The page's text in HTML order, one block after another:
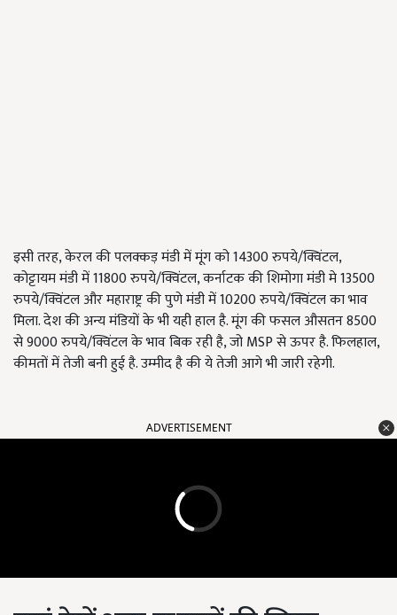
इसी तरह, केरल की पलक्कड़ मंडी में मूंग को 14300 रुपये/क्विंटल,
कोट्टायम मंडी में 11800 रुपये/क्विंटल, कर्नाटक की शिमोगा मंडी मे 13500
रुपये/क्विंटल और महाराष्ट्र की पुणे मंडी में 10200 रुपये/क्विंटल का भाव
मिला. देश की अन्य मंडियों के भी यही हाल है. मूंग की फसल औसतन 8500
से 9000 रुपये/क्विंटल के भाव बिक रही है, जो MSP से ऊपर है. फिलहाल,
कीमतों में तेजी बनी हुई है. उम्मीद है की ये तेजी आगे भी जारी रहेगी.
ADVERTISEMENT